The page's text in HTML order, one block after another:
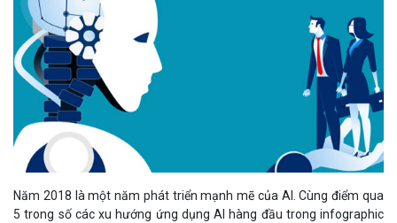
Năm 2018 là một năm phát triển mạnh mẽ của AI. Cùng điểm qua
5 trong số các xu hướng ứng dụng AI hàng đầu trong infographic